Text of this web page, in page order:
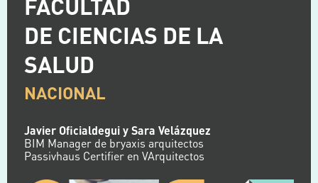
FACULTAD
DE CIENCIAS DE LA
SALUD
NACIONAL
Javier Oficialdegui y Sara Velázquez
BIM Manager de bryaxis arquitectos
Passivhaus Certifier en VArquitectos